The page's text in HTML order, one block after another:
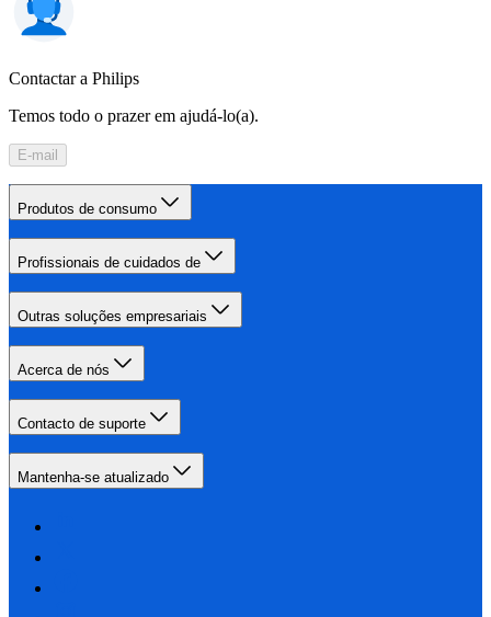
Contactar a Philips
Temos todo o prazer em ajudá-lo(a).
E-mail
Produtos de consumo
Profissionais de cuidados de
Outras soluções empresariais
Acerca de nós
Contacto de suporte
Mantenha-se atualizado